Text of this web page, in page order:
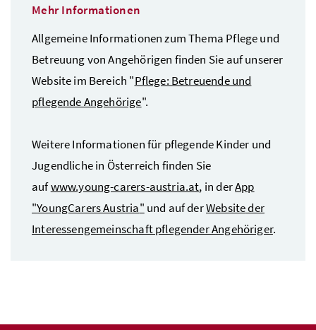
Mehr Informationen
Allgemeine Informationen zum Thema Pflege und
Betreuung von Angehörigen finden Sie auf unserer
Websiteim Bereich "Pflege: Betreuende und
pflegende Angehörige".
Weitere Informationen für pflegende Kinder und
Jugendliche in Österreich finden Sie
aufwww.young-carers-austria.at, in derApp
"YoungCarers Austria" und auf derWebsiteder
Interessengemeinschaft pflegender Angehöriger.